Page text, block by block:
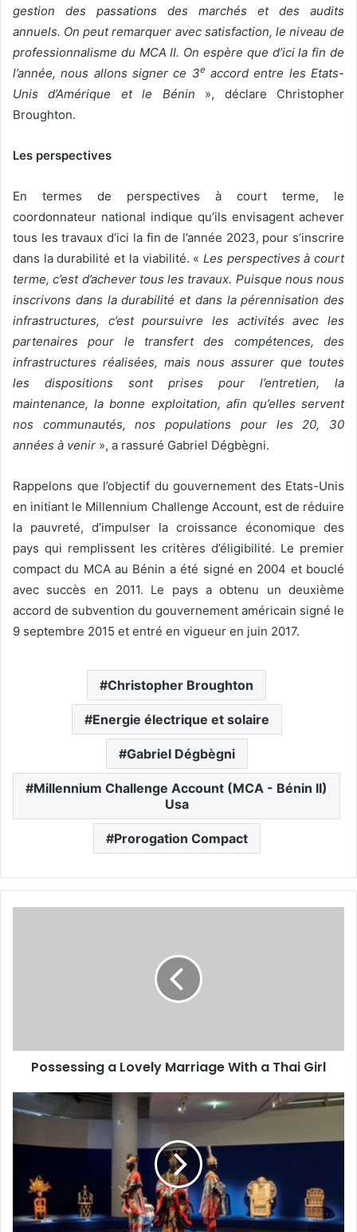
gestion des passations des marchés et des audits
annuels. On peut remarquer avec satisfaction, le niveau de
professionnalisme du MCA II. On espère que d’ici la fin de
l’année, nous allons signer ce 3e accord entre les Etats-
Unis d’Amérique et le Bénin », déclare Christopher
Broughton.
Les perspectives
En termes de perspectives à court terme, le
coordonnateur national indique qu’ils envisagent achever
tous les travaux d’ici la fin de l’année 2023, pour s’inscrire
dans la durabilité et la viabilité. « Les perspectives à court
terme, c’est d’achever tous les travaux. Puisque nous nous
inscrivons dans la durabilité et dans la pérennisation des
infrastructures, c’est poursuivre les activités avec les
partenaires pour le transfert des compétences, des
infrastructures réalisées, mais nous assurer que toutes
les dispositions sont prises pour l’entretien, la
maintenance, la bonne exploitation, afin qu’elles servent
nos communautés, nos populations pour les 20, 30
années à venir », a rassuré Gabriel Dégbègni.
Rappelons que l’objectif du gouvernement des Etats-Unis
en initiant le Millennium Challenge Account, est de réduire
la pauvreté, d’impulser la croissance économique des
pays qui remplissent les critères d’éligibilité. Le premier
compact du MCA au Bénin a été signé en 2004 et bouclé
avec succès en 2011. Le pays a obtenu un deuxième
accord de subvention du gouvernement américain signé le
9 septembre 2015 et entré en vigueur en juin 2017.
Christopher Broughton
Energie électrique et solaire
Gabriel Dégbègni
Millennium Challenge Account (MCA - Bénin II)
Usa
Prorogation Compact
Possessing a Lovely Marriage With a Thai Girl